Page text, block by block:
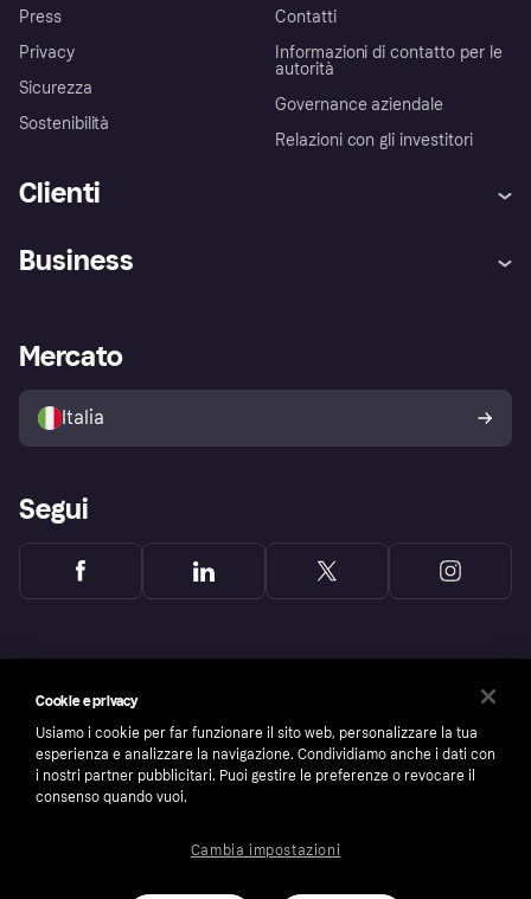
Press
Privacy
Sicurezza
Sostenibilità
Contatti
Informazioni di contatto per le
autorità
Governance aziendale
Relazioni con gli investitori
Clienti
Assistenza
Esplora i negozi
Politica di protezione
dell'acquirente Klarna
Business
Accesso aziende
Mercato
Italia
Segui
Cookie e privacy
Usiamo i cookie per far funzionare il sito web, personalizzare la tua
esperienza e analizzare la navigazione. Condividiamo anche i dati con
i nostri partner pubblicitari. Puoi gestire le preferenze o revocare il
consenso quando vuoi.
Cambia impostazioni